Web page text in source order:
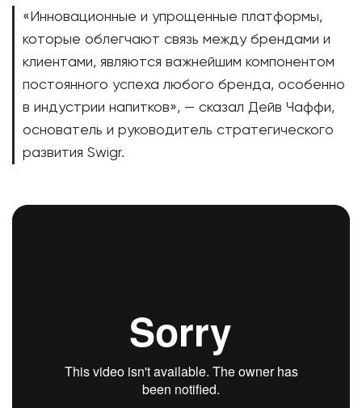
«Инновационные и упрощенные платформы,
которые облегчают связь между брендами и
клиентами, являются важнейшим компонентом
постоянного успеха любого бренда, особенно
в индустрии напитков», — сказал Дейв Чаффи,
основатель и руководитель стратегического
развития Swigr.